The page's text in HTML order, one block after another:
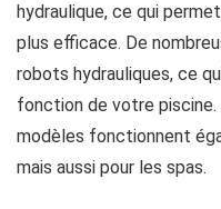
hydraulique, ce qui
plus efficace. De
robots hydrauliques, ce
fonction de votre
modèles fonctionnent
mais aussi pour les spas.